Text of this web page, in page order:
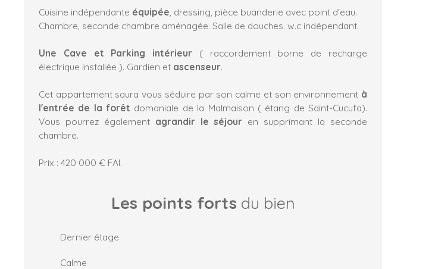
Cuisine indépendante équipée , dressing, pièce buanderie avec point d'eau.
Chambre, seconde chambre aménagée. Salle de douches. w.c indépendant.
Une Cave et Parking intérieur ( raccordement borne de recharge
électrique installée ). Gardien et ascenseur.
Cet appartement saura vous séduire par son calme et son environnement à
l'entrée de la forêt domaniale de la Malmaison ( étang de Saint-Cucufa).
Vous pourrez également agrandir le séjour en supprimant la seconde
chambre.
Prix : 420 000 € FAI.
Les points forts du bien
Dernier étage
Calme